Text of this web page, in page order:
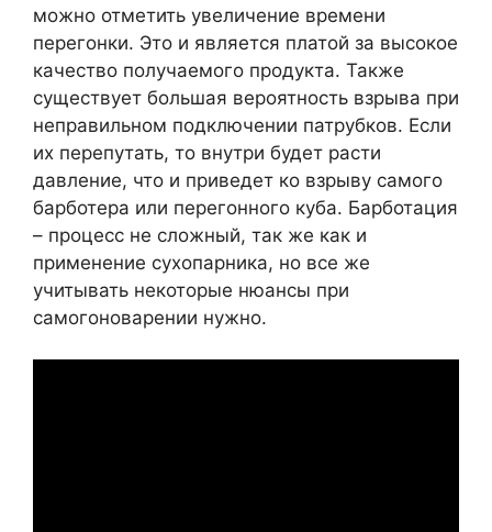
можно отметить увеличение времени
перегонки. Это и является платой за высокое
качество получаемого продукта. Также
существует большая вероятность взрыва при
неправильном подключении патрубков. Если
их перепутать, то внутри будет расти
давление, что и приведет ко взрыву самого
барботера или перегонного куба. Барботация
– процесс не сложный, так же как и
применение сухопарника, но все же
учитывать некоторые нюансы при
самогоноварении нужно.